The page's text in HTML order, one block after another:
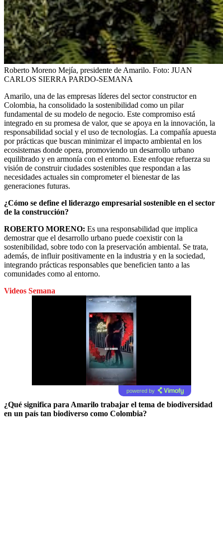
Roberto Moreno Mejía, presidente de Amarilo. Foto: JUAN
CARLOS SIERRA PARDO-SEMANA
Amarilo, una de las empresas líderes del sector constructor en
Colombia, ha consolidado la sostenibilidad como un pilar
fundamental de su modelo de negocio. Este compromiso está
integrado en su promesa de valor, que se apoya en la innovación, la
responsabilidad social y el uso de tecnologías. La compañía apuesta
por prácticas que buscan minimizar el impacto ambiental en los
ecosistemas donde opera, promoviendo un desarrollo urbano
equilibrado y en armonía con el entorno. Este enfoque refuerza su
visión de construir ciudades sostenibles que respondan a las
necesidades actuales sin comprometer el bienestar de las
generaciones futuras.
¿Cómo se define el liderazgo empresarial sostenible en el sector
de la construcción?
ROBERTO MORENO: Es una responsabilidad que implica
demostrar que el desarrollo urbano puede coexistir con la
sostenibilidad, sobre todo con la preservación ambiental. Se trata,
además, de influir positivamente en la industria y en la sociedad,
integrando prácticas responsables que beneficien tanto a las
comunidades como al entorno.
Videos Semana
powered by
¿Qué significa para Amarilo trabajar el tema de biodiversidad
en un país tan biodiverso como Colombia?